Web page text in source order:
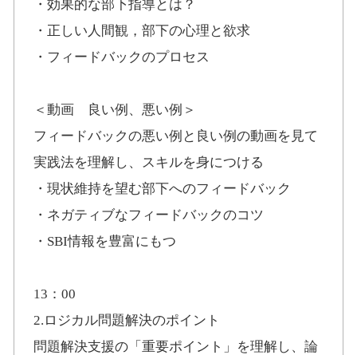
・効果的な部下指導とは？
・正しい人間観，部下の心理と欲求
・フィードバックのプロセス
＜動画 良い例、悪い例＞
フィードバックの悪い例と良い例の動画を見て
実践法を理解し、スキルを身につける
・現状維持を望む部下へのフィードバック
・ネガティブなフィードバックのコツ
・SBI情報を豊富にもつ
13：00
2.ロジカル問題解決のポイント
問題解決支援の「重要ポイント」を理解し、論